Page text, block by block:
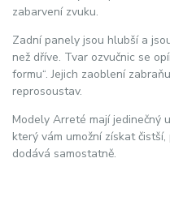
zabarvení zvuku.
Zadní panely jsou hlubší a
než dříve. Tvar ozvučnic se
formu“. Jejich zaoblení
reprosoustav.
Modely Arreté mají jedinečný
který vám umožní získat
dodává samostatně.